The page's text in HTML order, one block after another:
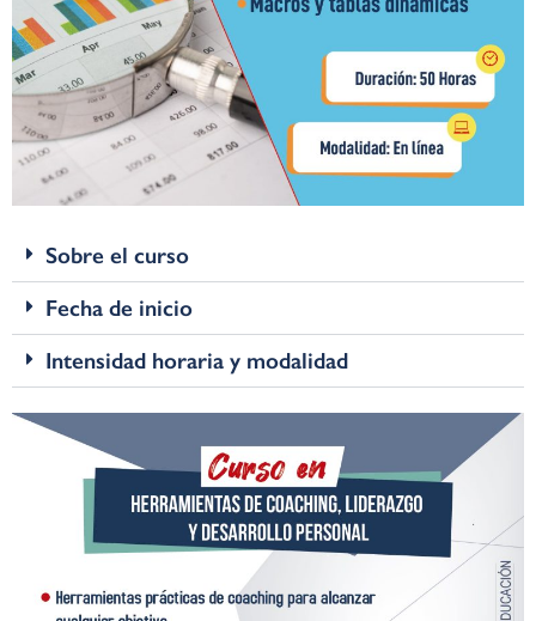
Sobre el curso
Fecha de inicio
Intensidad horaria y modalidad